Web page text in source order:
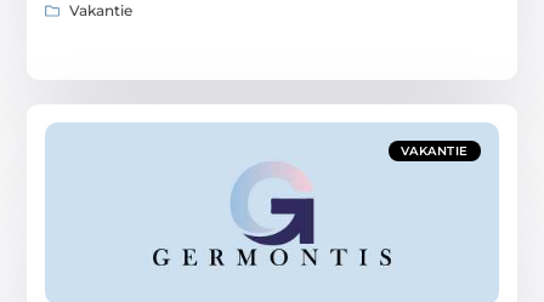
Vakantie
VAKANTIE